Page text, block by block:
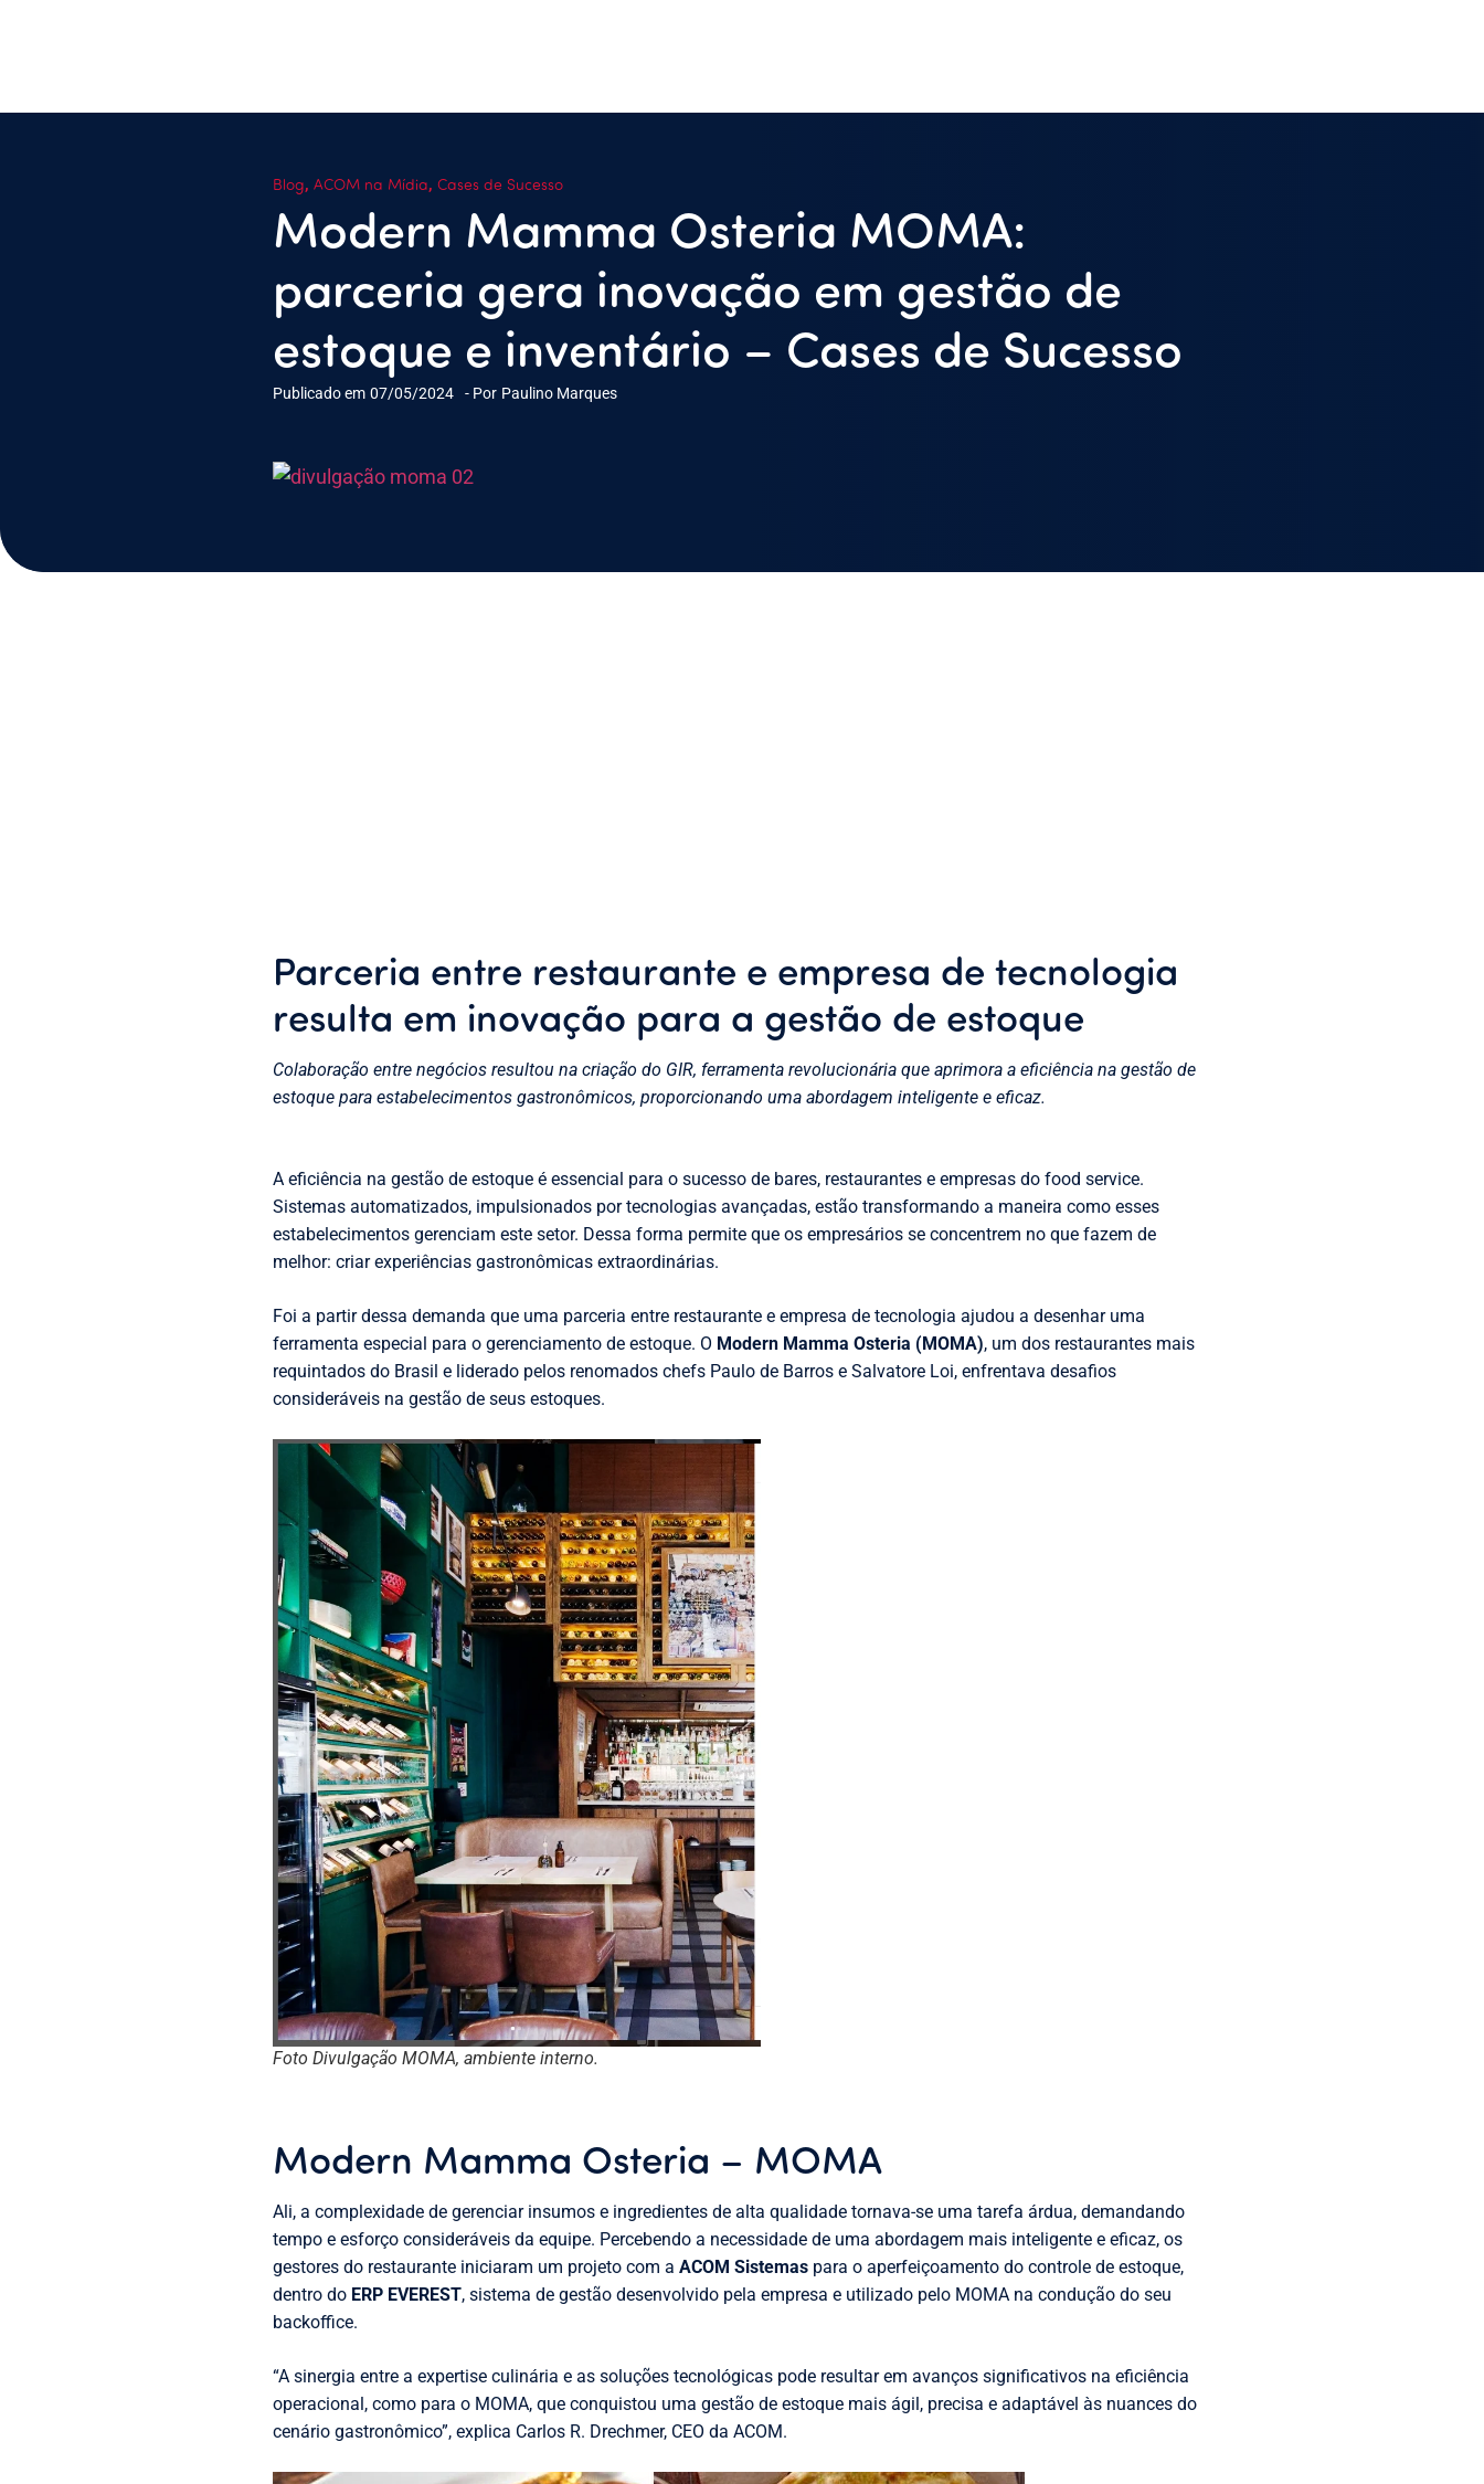
Blog, ACOM na Mídia, Cases de Sucesso
Modern Mamma Osteria MOMA:
parceria gera inovação em gestão de
estoque e inventário – Cases de Sucesso
Publicado em 07/05/2024 - Por Paulino Marques
Parceria entre restaurante e empresa de tecnologia
resulta em inovação para a gestão de estoque
Colaboração entre negócios resultou na criação do GIR, ferramenta revolucionária que aprimora a eficiência na gestão de
estoque para estabelecimentos gastronômicos, proporcionando uma abordagem inteligente e eficaz.
A eficiência na gestão de estoque é essencial para o sucesso de bares, restaurantes e empresas do food service.
Sistemas automatizados, impulsionados por tecnologias avançadas, estão transformando a maneira como esses
estabelecimentos gerenciam este setor. Dessa forma permite que os empresários se concentrem no que fazem de
melhor: criar experiências gastronômicas extraordinárias.
Foi a partir dessa demanda que uma parceria entre restaurante e empresa de tecnologia ajudou a desenhar uma
ferramenta especial para o gerenciamento de estoque. O Modern Mamma Osteria (MOMA), um dos restaurantes mais
requintados do Brasil e liderado pelos renomados chefs Paulo de Barros e Salvatore Loi, enfrentava desafios
consideráveis na gestão de seus estoques.
Foto Divulgação MOMA, ambiente interno.
Modern Mamma Osteria – MOMA
Ali, a complexidade de gerenciar insumos e ingredientes de alta qualidade tornava-se uma tarefa árdua, demandando
tempo e esforço consideráveis da equipe. Percebendo a necessidade de uma abordagem mais inteligente e eficaz, os
gestores do restaurante iniciaram um projeto com a ACOM Sistemas para o aperfeiçoamento do controle de estoque,
dentro do ERP EVEREST, sistema de gestão desenvolvido pela empresa e utilizado pelo MOMA na condução do seu
backoffice.
“A sinergia entre a expertise culinária e as soluções tecnológicas pode resultar em avanços significativos na eficiência
operacional, como para o MOMA, que conquistou uma gestão de estoque mais ágil, precisa e adaptável às nuances do
cenário gastronômico”, explica Carlos R. Drechmer, CEO da ACOM.